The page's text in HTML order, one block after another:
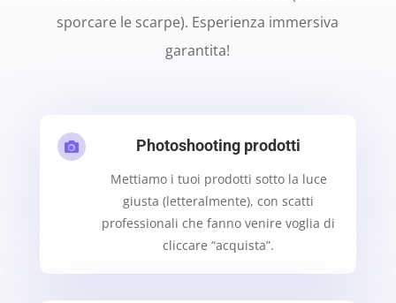
sporcare le scarpe). Esperienza immersiva
garantita!
 Photoshooting prodotti
Mettiamo i tuoi prodotti sotto la luce
giusta (letteralmente), con scatti
professionali che fanno venire voglia di
cliccare “acquista”.